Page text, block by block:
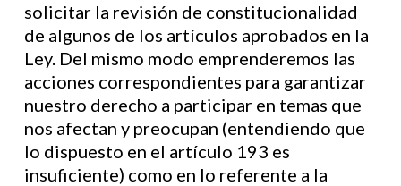
solicitar la revisión de constitucionalidad
de algunos de los artículos aprobados en la
Ley. Del mismo modo emprenderemos las
acciones correspondientes para garantizar
nuestro derecho a participar en temas que
nos afectan y preocupan (entendiendo que
lo dispuesto en el artículo 193 es
insuficiente) como en lo referente a la